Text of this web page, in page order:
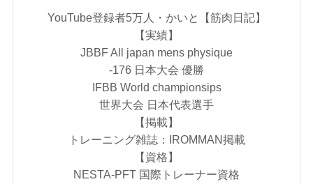
YouTube登録者5万人・かいと【筋肉日記】
【実績】
JBBF All japan mens physique
-176 日本大会 優勝
IFBB World championsips
世界大会 日本代表選手
【掲載】
トレーニング雑誌：IROMMAN掲載
【資格】
NESTA-PFT 国際トレーナー資格